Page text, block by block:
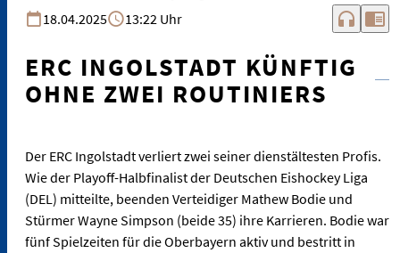
18.04.2025
13:22 Uhr headphones chrome_reader_mode
ERC INGOLSTADT KÜNFTIG
OHNE ZWEI ROUTINIERS
Der ERC Ingolstadt verliert zwei seiner dienstältesten Profis.
Wie der Playoff-Halbfinalist der Deutschen Eishockey Liga
(DEL) mitteilte, beenden Verteidiger Mathew Bodie und
Stürmer Wayne Simpson (beide 35) ihre Karrieren. Bodie war
fünf Spielzeiten für die Oberbayern aktiv und bestritt in